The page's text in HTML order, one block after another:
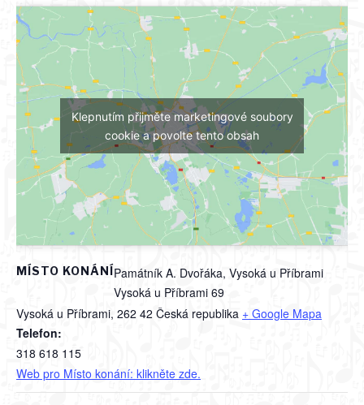
MÍSTO KONÁNÍPamátník A. Dvořáka, Vysoká u Příbrami
Vysoká u Příbrami 69
Vysoká u Příbrami, 262 42 Česká republika + Google Mapa
Telefon:
318 618 115
Web pro Místo konání: klikněte zde.
Klepnutím přijměte marketingové soubory
cookie a povolte tento obsah